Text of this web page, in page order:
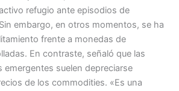
refugio ante episodios de
embargo, en otros momentos, se ha
frente a monedas de
En contraste, señaló que las
emergentes suelen depreciarse
de los commodities. «Es una